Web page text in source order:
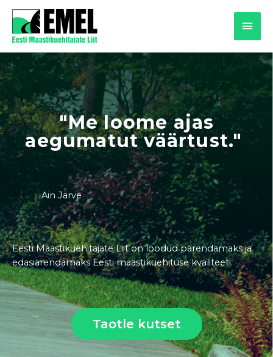
"Me loome ajas
aegumatut väärtust."
Ain Järve
Eesti Maastikuehitajate Liit on loodud parendamaks ja
edasiarendamaks Eesti maastikuehituse kvaliteeti.
Taotle kutset